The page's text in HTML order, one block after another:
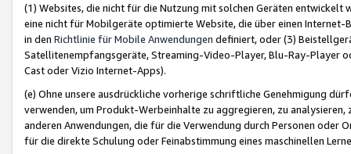
(1) Websites, die nicht für die Nutzung mit solchen Geräten
eine nicht für Mobilgeräte optimierte Website, die über einen
in den Richtlinie für Mobile Anwendungen definiert, oder (3)
Satellitenempfangsgeräte, Streaming-Video-Player, Blu-Ray-Player
Cast oder Vizio Internet-Apps).
(e) Ohne unsere ausdrückliche vorherige schriftliche Genehmigung
verwenden, um Produkt-Werbeinhalte zu aggregieren, zu
anderen Anwendungen, die für die Verwendung durch Personen
für die direkte Schulung oder Feinabstimmung eines maschinellen